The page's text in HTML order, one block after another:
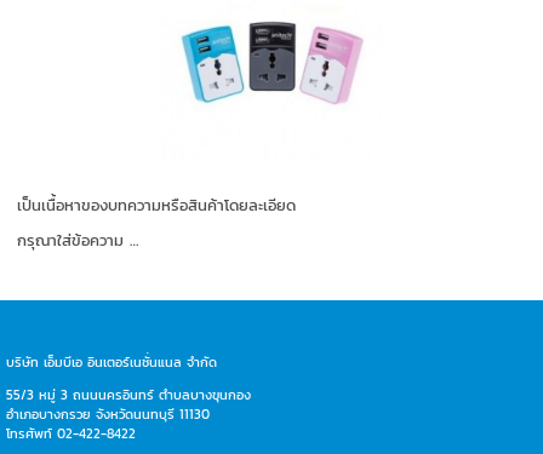
เป็นเนื้อหาของบทความหรือสินค้าโดยละเอียด
กรุณาใส่ข้อความ …
บริษัท เอ็มบีเอ อินเตอร์เนชั่นแนล จำกัด
55/3 หมู่ 3 ถนนนครอินทร์ ตำบลบางขุนกอง
อำเภอบางกรวย จังหวัดนนทบุรี 11130
โทรศัพท์ 02-422-8422